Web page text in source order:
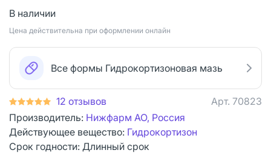
В наличии
Цена действительна при оформлении онлайн
Все формы Гидрокортизоновая мазь
12 отзывов Арт. 70823
Производитель: Нижфарм АО, Россия
Действующее вещество: Гидрокортизон
Срок годности: Длинный срок